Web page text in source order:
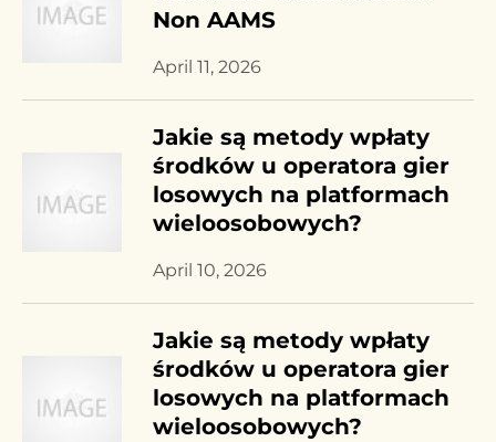
Non AAMS
April 11, 2026
Jakie są metody wpłaty
środków u operatora gier
losowych na platformach
wieloosobowych?
April 10, 2026
Jakie są metody wpłaty
środków u operatora gier
losowych na platformach
wieloosobowych?